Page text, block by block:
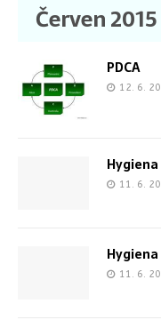
Červen 2015
PDCA
12. 6.
11. 6.
11. 6.